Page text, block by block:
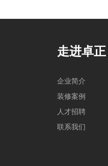
走进卓正
企业简介
装修案例
人才招聘
联系我们